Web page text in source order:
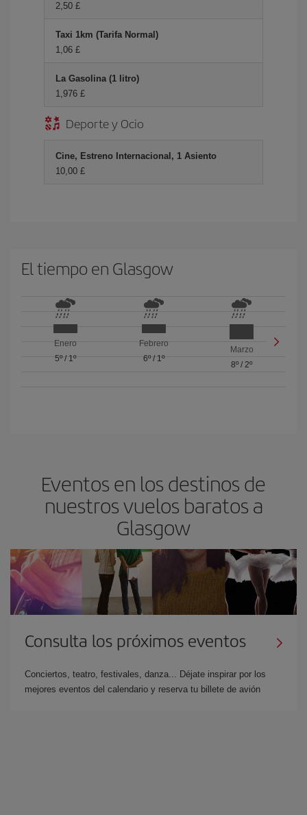
2,50 £
Taxi 1km (Tarifa Normal)
1,06 £
La Gasolina (1 litro)
1,976 £
Deporte y Ocio
Cine, Estreno Internacional, 1 Asiento
10,00 £
El tiempo en Glasgow
Enero
5º/ 1º
Febrero
6º/ 1º
Marzo
8º /2º
Eventos en los destinos de
nuestros vuelos baratos a
Glasgow
Consulta los próximos eventos
Conciertos, teatro, festivales, danza... Déjate inspirar por los
mejores eventos del calendario y reserva tu billete de avión